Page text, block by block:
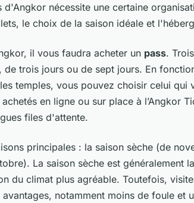
d'Angkor nécessite une certaine
le choix de la saison idéale et
il vous faudra acheter un pass.
de trois jours ou de sept jours. En
temples, vous pouvez choisir celui qui
en ligne ou sur place à l’Angkor
files d'attente.
principales : la saison sèche (de
La saison sèche est généralement
du climat plus agréable. Toutefois,
notamment moins de foule et